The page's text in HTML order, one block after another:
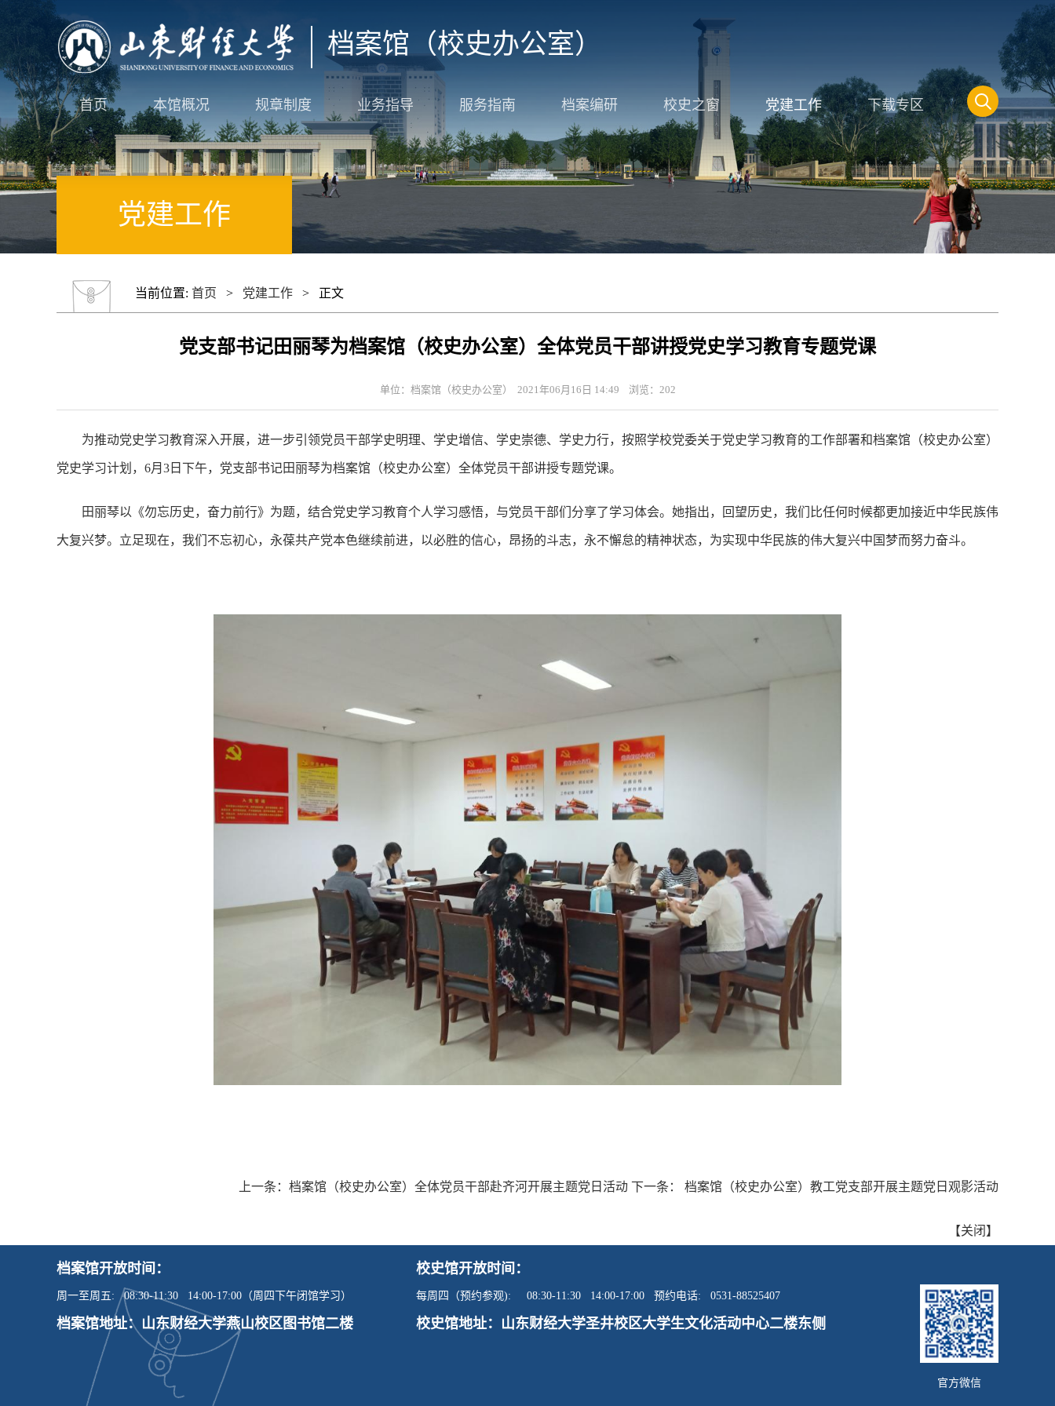
档案馆（校史办公室）
首页 本馆概况 规章制度 业务指导 服务指南 档案编研 校史之窗 党建工作 下载专区
党建工作
当前位置: 首页 > 党建工作 > 正文
党支部书记田丽琴为档案馆（校史办公室）全体党员干部讲授党史学习教育专题党课
单位：档案馆（校史办公室） 2021年06月16日 14:49 浏览： 202
为推动党史学习教育深入开展，进一步引领党员干部学史明理、学史增信、学史崇德、学史力行，按照学校党委关于党史学习教育的工作部署和档案馆（校史办公室）
党史学习计划， 6月3日下午，党支部书记田丽琴为档案馆（校史办公室）全体党员干部讲授专题党课。
田丽琴以《勿忘历史，奋力前行》为题，结合党史学习教育个人学习感悟，与党员干部们分享了学习体会。她指出，回望历史，我们比任何时候都更加接近中华民族伟
大复兴梦。立足现在，我们不忘初心，永葆共产党本色继续前进，以必胜的信心，昂扬的斗志，永不懈怠的精神状态，为实现中华民族的伟大复兴中国梦而努力奋斗。
上一条： 档案馆（校史办公室）全体党员干部赴齐河开展主题党日活动 下一条： 档案馆（校史办公室）教工党支部开展主题党日观影活动
【关闭 】
档案馆开放时间：
周一至周五: 08:30-11:30 14:00-17:00（周四下午闭馆学习）
档案馆地址：山东财经大学燕山校区图书馆二楼
校史馆开放时间：
每周四 （预约参观): 08:30-11:30 14:00-17:00 预约电话: 0531-88525407
校史馆地址：山东财经大学圣井校区大学生文化活动中心二楼东侧
官方微信